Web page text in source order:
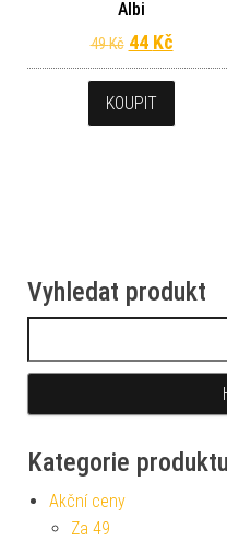
Albi
49Kč Původní
44 Kč
KOUPIT
Vyhledat produkt
Kategorie produktu
Akční ceny
Za 49